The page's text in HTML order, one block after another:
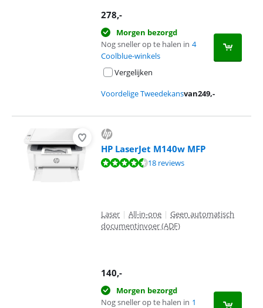
278,-
Morgen bezorgd
Nog sneller op te halen in 4
Coolblue-winkels
Vergelijken
Voordelige Tweedekansvan249,-
HP LaserJet M140w MFP
Beoordeling is 8,5 van de 10, gebaseerd op 18 reviews.
18 reviews
Laser | All-in-one | Geen automatisch
documentinvoer (ADF)
140,-
Morgen bezorgd
Nog sneller op te halen in 1